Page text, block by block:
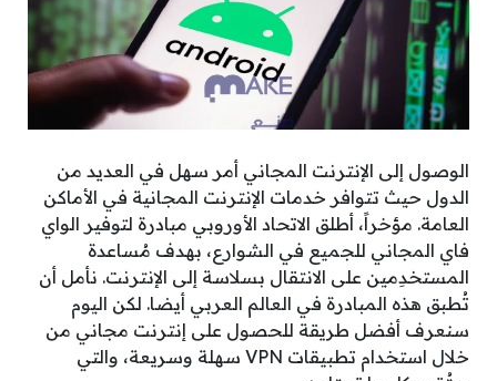
الوصول إلى الإنترنت المجاني أمر سهل في العديد من
الدول حيث تتوافر خدمات الإنترنت المجانية في الأماكن
العامة. مؤخراً، أطلق الاتحاد الأوروبي مبادرة لتوفير الواي
فاي المجاني للجميع في الشوارع، بهدف مُساعدة
المستخدِمين على الانتقال بسلاسة إلى الإنترنت. نأمل أن
تُطبق هذه المبادرة في العالم العربي أيضا. لكن اليوم
سنعرف أفضل طريقة للحصول على إنترنت مجاني من
خلال استخدام تطبيقات VPN سهلة وسريعة، والتي